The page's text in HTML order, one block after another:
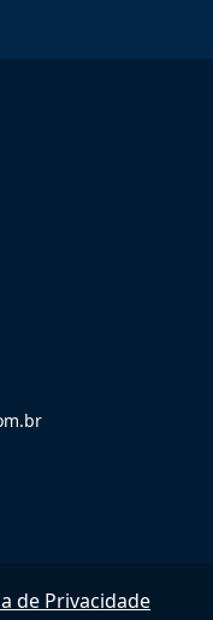
de Privacidade